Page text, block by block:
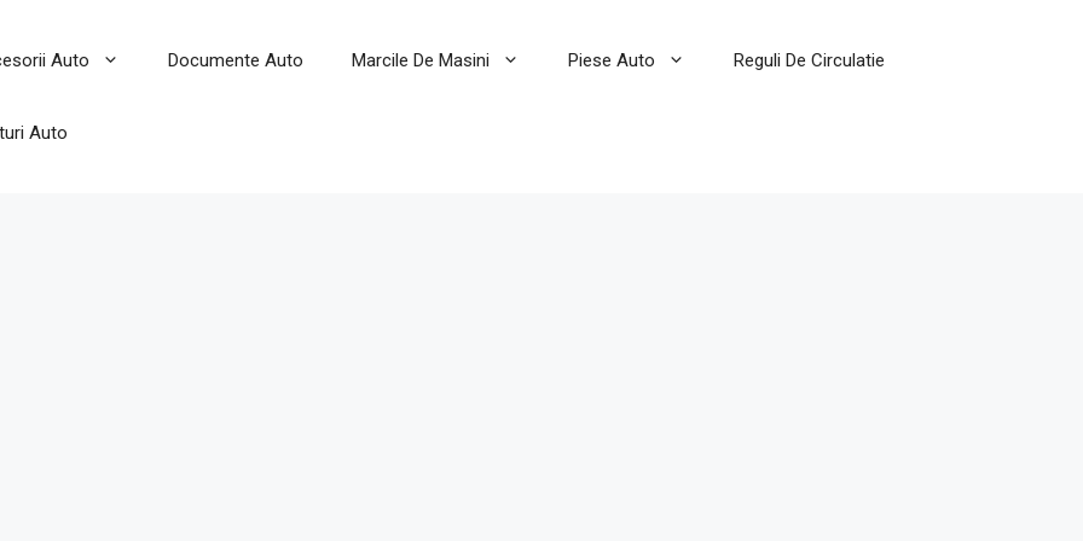
Auto Documente Auto Marcile De Masini Piese Auto Reguli De Circulatie
Auto